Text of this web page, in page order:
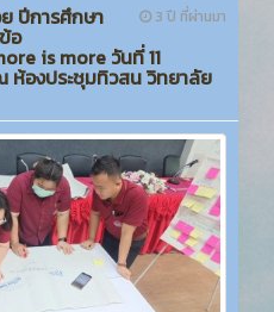
3 ปี ที่ผ่านมา
ปีการศึกษา
อ
is more วันที่ 11
องประชุมทิวสน วิทยาลัย